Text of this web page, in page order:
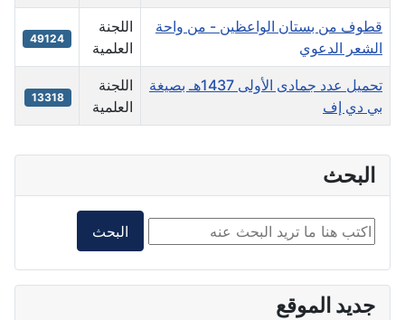
قطوف من بستان الواعظين - من واحة
الشعر الدعوي
اللجنة
العلمية
49124
تحميل عدد جمادى الأولى 1437هـ بصيغة
بي دي إف
اللجنة
العلمية
13318
البحث
البحث داخل الموقع2
البحث
جديد الموقع